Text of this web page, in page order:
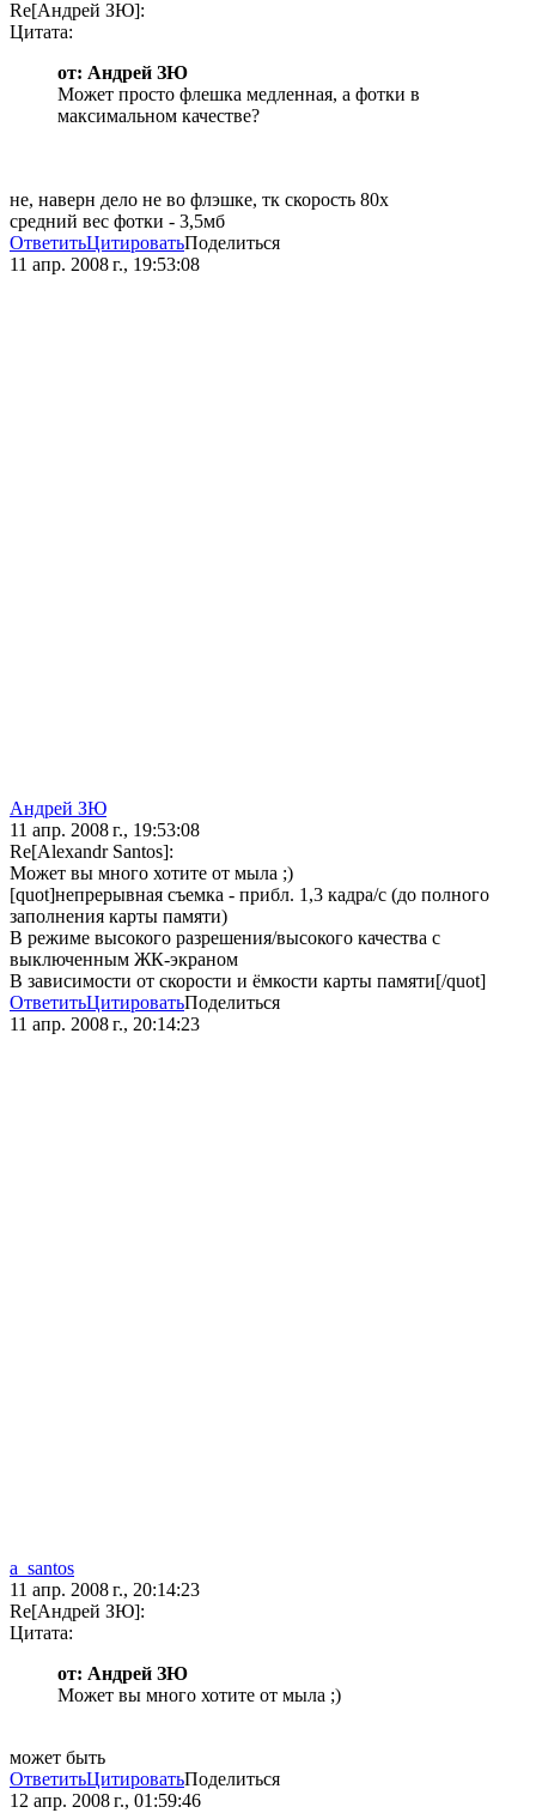
Re[Андрей ЗЮ]:
Цитата:
от: Андрей ЗЮ
Mожет просто флешка медленная, а фотки в
максимальном качестве?
не, наверн дело не во флэшке, тк скорость 80х
средний вес фотки - 3,5мб
ОтветитьЦитироватьПоделиться
11 апр. 2008 г., 19:53:08
Андрей ЗЮ
11 апр. 2008 г., 19:53:08
Re[Alexandr Santos]:
Может вы много хотите от мыла ;)
[quot]непрерывная съемка - прибл. 1,3 кадра/с (до полного
заполнения карты памяти)
В режиме высокого разрешения/высокого качества с
выключенным ЖК-экраном
В зависимости от скорости и ёмкости карты памяти[/quot]
ОтветитьЦитироватьПоделиться
11 апр. 2008 г., 20:14:23
a_santos
11 апр. 2008 г., 20:14:23
Re[Андрей ЗЮ]:
Цитата:
от: Андрей ЗЮ
Может вы много хотите от мыла ;)
может быть
ОтветитьЦитироватьПоделиться
12 апр. 2008 г., 01:59:46